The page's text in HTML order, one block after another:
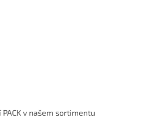
v našem sortimentu